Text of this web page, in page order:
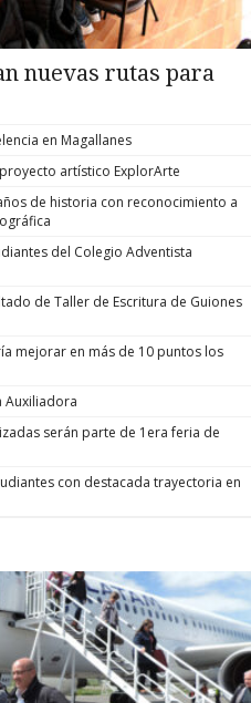
nuevas rutas para
en Magallanes
artístico ExplorArte
de historia con reconocimiento a
del Colegio Adventista
de Taller de Escritura de Guiones
mejorar en más de 10 puntos los
Auxiliadora
serán parte de 1era feria de
con destacada trayectoria en